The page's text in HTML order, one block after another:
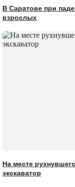
В Саратове при
взрослых
На месте
экскаватор